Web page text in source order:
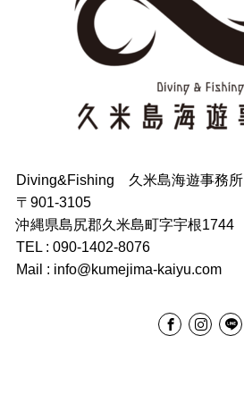
Diving&Fishing 久米島海遊事務所
〒901-3105
沖縄県島尻郡久米島町字宇根1744
TEL : 090-1402-8076
Mail : info@kumejima-kaiyu.com